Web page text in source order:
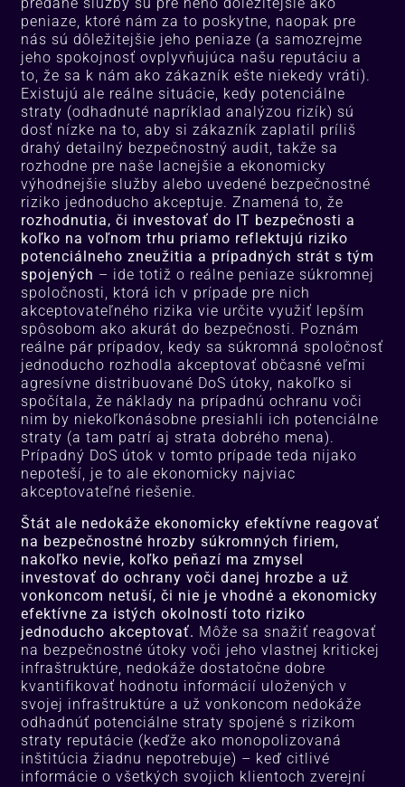
peniaze, ktoré nám za to poskytne, naopak pre
nás sú dôležitejšie jeho peniaze (a samozrejme
jeho spokojnosť ovplyvňujúca našu reputáciu a
to, že sa k nám ako zákazník ešte niekedy vráti).
Existujú ale reálne situácie, kedy potenciálne
straty (odhadnuté napríklad analýzou rizík) sú
dosť nízke na to, aby si zákazník zaplatil príliš
drahý detailný bezpečnostný audit, takže sa
rozhodne pre naše lacnejšie a ekonomicky
výhodnejšie služby alebo uvedené bezpečnostné
riziko jednoducho akceptuje. Znamená to, že
rozhodnutia, či investovať do IT bezpečnosti a
koľko na voľnom trhu priamo reflektujú riziko
potenciálneho zneužitia a prípadných strát s tým
spojených – ide totiž o reálne peniaze súkromnej
spoločnosti, ktorá ich v prípade pre nich
akceptovateľného rizika vie určite využiť lepším
spôsobom ako akurát do bezpečnosti. Poznám
reálne pár prípadov, kedy sa súkromná spoločnosť
jednoducho rozhodla akceptovať občasné veľmi
agresívne distribuované DoS útoky, nakoľko si
spočítala, že náklady na prípadnú ochranu voči
nim by niekoľkonásobne presiahli ich potenciálne
straty (a tam patrí aj strata dobrého mena).
Prípadný DoS útok v tomto prípade teda nijako
nepoteší, je to ale ekonomicky najviac
akceptovateľné riešenie.
Štát ale nedokáže ekonomicky efektívne reagovať
na bezpečnostné hrozby súkromných firiem,
nakoľko nevie, koľko peňazí ma zmysel
investovať do ochrany voči danej hrozbe a už
vonkoncom netuší, či nie je vhodné a ekonomicky
efektívne za istých okolností toto riziko
jednoducho akceptovať. Môže sa snažiť reagovať
na bezpečnostné útoky voči jeho vlastnej kritickej
infraštruktúre, nedokáže dostatočne dobre
kvantifikovať hodnotu informácií uložených v
svojej infraštruktúre a už vonkoncom nedokáže
odhadnúť potenciálne straty spojené s rizikom
straty reputácie (keďže ako monopolizovaná
inštitúcia žiadnu nepotrebuje) – keď citlivé
informácie o všetkých svojich klientoch zverejní